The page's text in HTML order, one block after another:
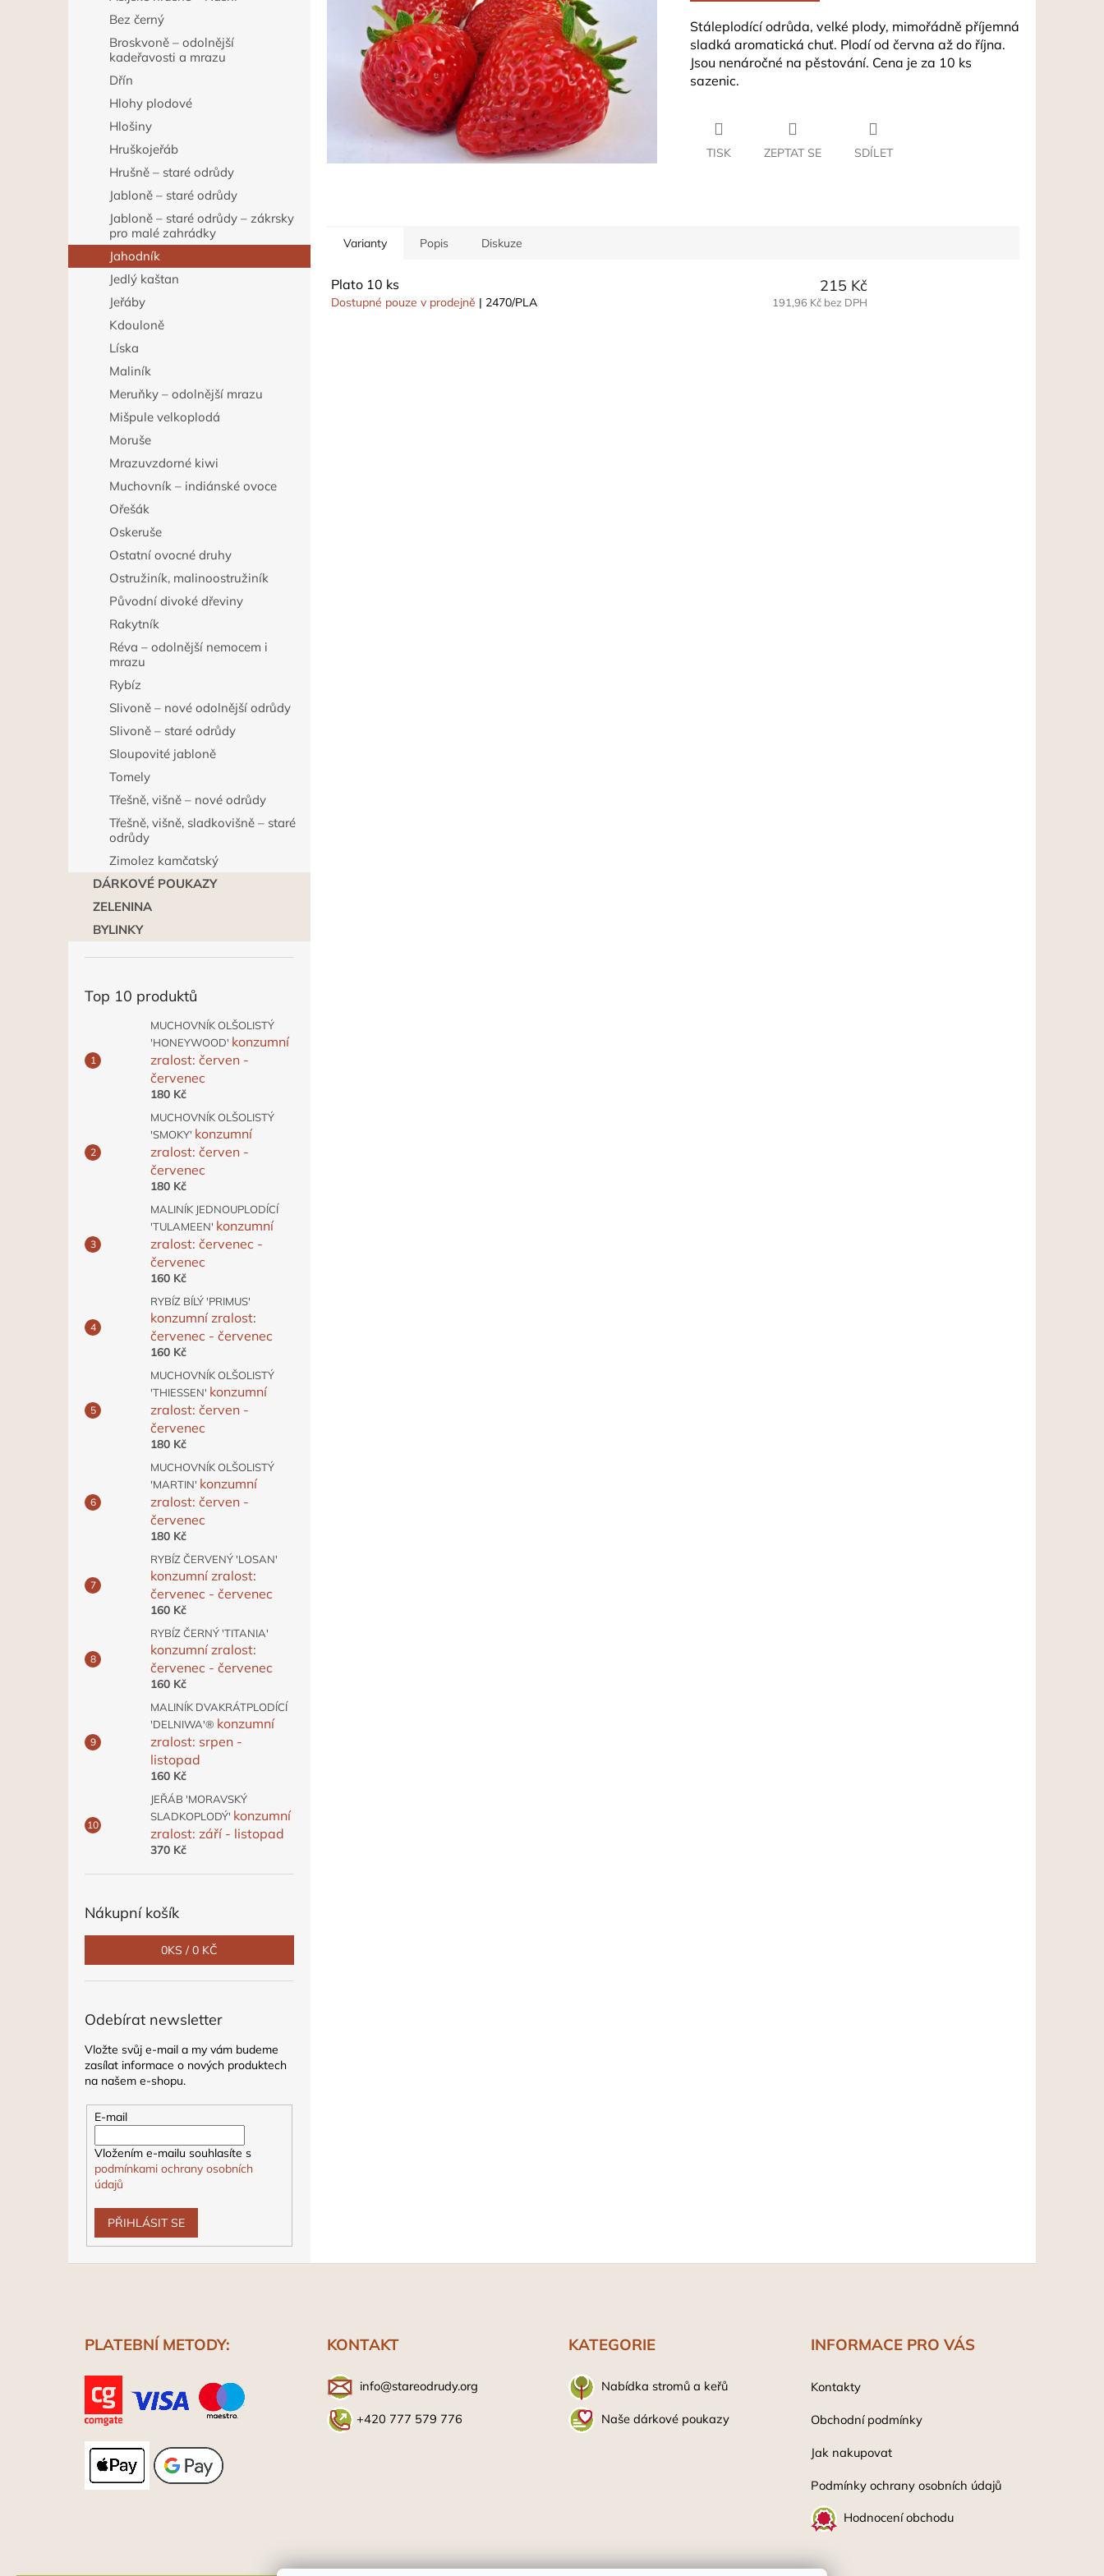
Bez černý
Broskvoně – odolnější
kadeřavosti a mrazu
Dřín
Hlohy plodové
Hlošiny
Hruškojeřáb
Hrušně – staré odrůdy
Jabloně – staré odrůdy
Jabloně – staré odrůdy – zákrsky
pro malé zahrádky
Jahodník
Jedlý kaštan
Jeřáby
Kdouloně
Líska
Maliník
Meruňky – odolnější mrazu
Mišpule velkoplodá
Moruše
Mrazuvzdorné kiwi
Muchovník – indiánské ovoce
Ořešák
Oskeruše
Ostatní ovocné druhy
Ostružiník, malinoostružiník
Původní divoké dřeviny
Rakytník
Réva – odolnější nemocem i
mrazu
Rybíz
Slivoně – nové odolnější odrůdy
Slivoně – staré odrůdy
Sloupovité jabloně
Tomely
Třešně, višně – nové odrůdy
Třešně, višně, sladkovišně – staré
odrůdy
Zimolez kamčatský
DÁRKOVÉ POUKAZY
ZELENINA
BYLINKY
Top 10 produktů
MUCHOVNÍK OLŠOLISTÝ
'HONEYWOOD' konzumní
zralost: červen -
červenec
180 Kč
MUCHOVNÍK OLŠOLISTÝ
'SMOKY' konzumní
zralost: červen -
červenec
180 Kč
MALINÍK JEDNOUPLODÍCÍ
'TULAMEEN' konzumní
zralost: červenec -
červenec
160 Kč
RYBÍZ BÍLÝ 'PRIMUS'
konzumní zralost:
červenec - červenec
160 Kč
MUCHOVNÍK OLŠOLISTÝ
'THIESSEN' konzumní
zralost: červen -
červenec
180 Kč
MUCHOVNÍK OLŠOLISTÝ
'MARTIN' konzumní
zralost: červen -
červenec
180 Kč
RYBÍZ ČERVENÝ 'LOSAN'
konzumní zralost:
červenec - červenec
160 Kč
RYBÍZ ČERNÝ 'TITANIA'
konzumní zralost:
červenec - červenec
160 Kč
MALINÍK DVAKRÁTPLODÍCÍ
'DELNIWA'® konzumní
zralost: srpen -
listopad
160 Kč
JEŘÁB 'MORAVSKÝ
SLADKOPLODÝ' konzumní
zralost: září - listopad
370 Kč
Nákupní košík
0KS /0 KČ
Odebírat newsletter
Vložte svůj e-mail a my vám budeme
zasílat informace o nových produktech
na našem e-shopu.
E-mail
Vložením e-mailu souhlasíte s
podmínkami ochrany osobních
údajů
PŘIHLÁSIT SE
Stáleplodící odrůda, velké plody, mimořádně příjemná
sladká aromatická chuť. Plodí od června až do října.
Jsou nenáročné na pěstování. Cena je za 10 ks
sazenic.
TISK ZEPTAT SE SDÍLET
Varianty Popis Diskuze
Plato 10 ks
Dostupné pouze v prodejně | 2470/PLA
215 Kč
191,96 Kč bez DPH
PLATEBNÍ METODY: KONTAKT
info@stareodrudy.org
+420 777 579 776
KATEGORIE
Nabídka stromů a keřů
Naše dárkové poukazy
INFORMACE PRO VÁS
Kontakty
Obchodní podmínky
Jak nakupovat
Podmínky ochrany osobních údajů
Hodnocení obchodu